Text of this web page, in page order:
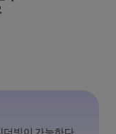
더빙이 가능하다.